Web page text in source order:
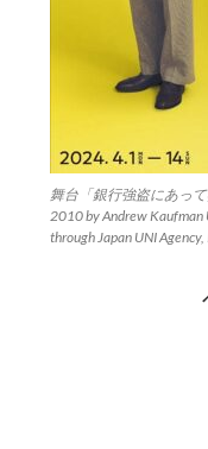
舞台「銀行強盗にあっ
2010 by Andrew Kaufman
through Japan UNI Agency,